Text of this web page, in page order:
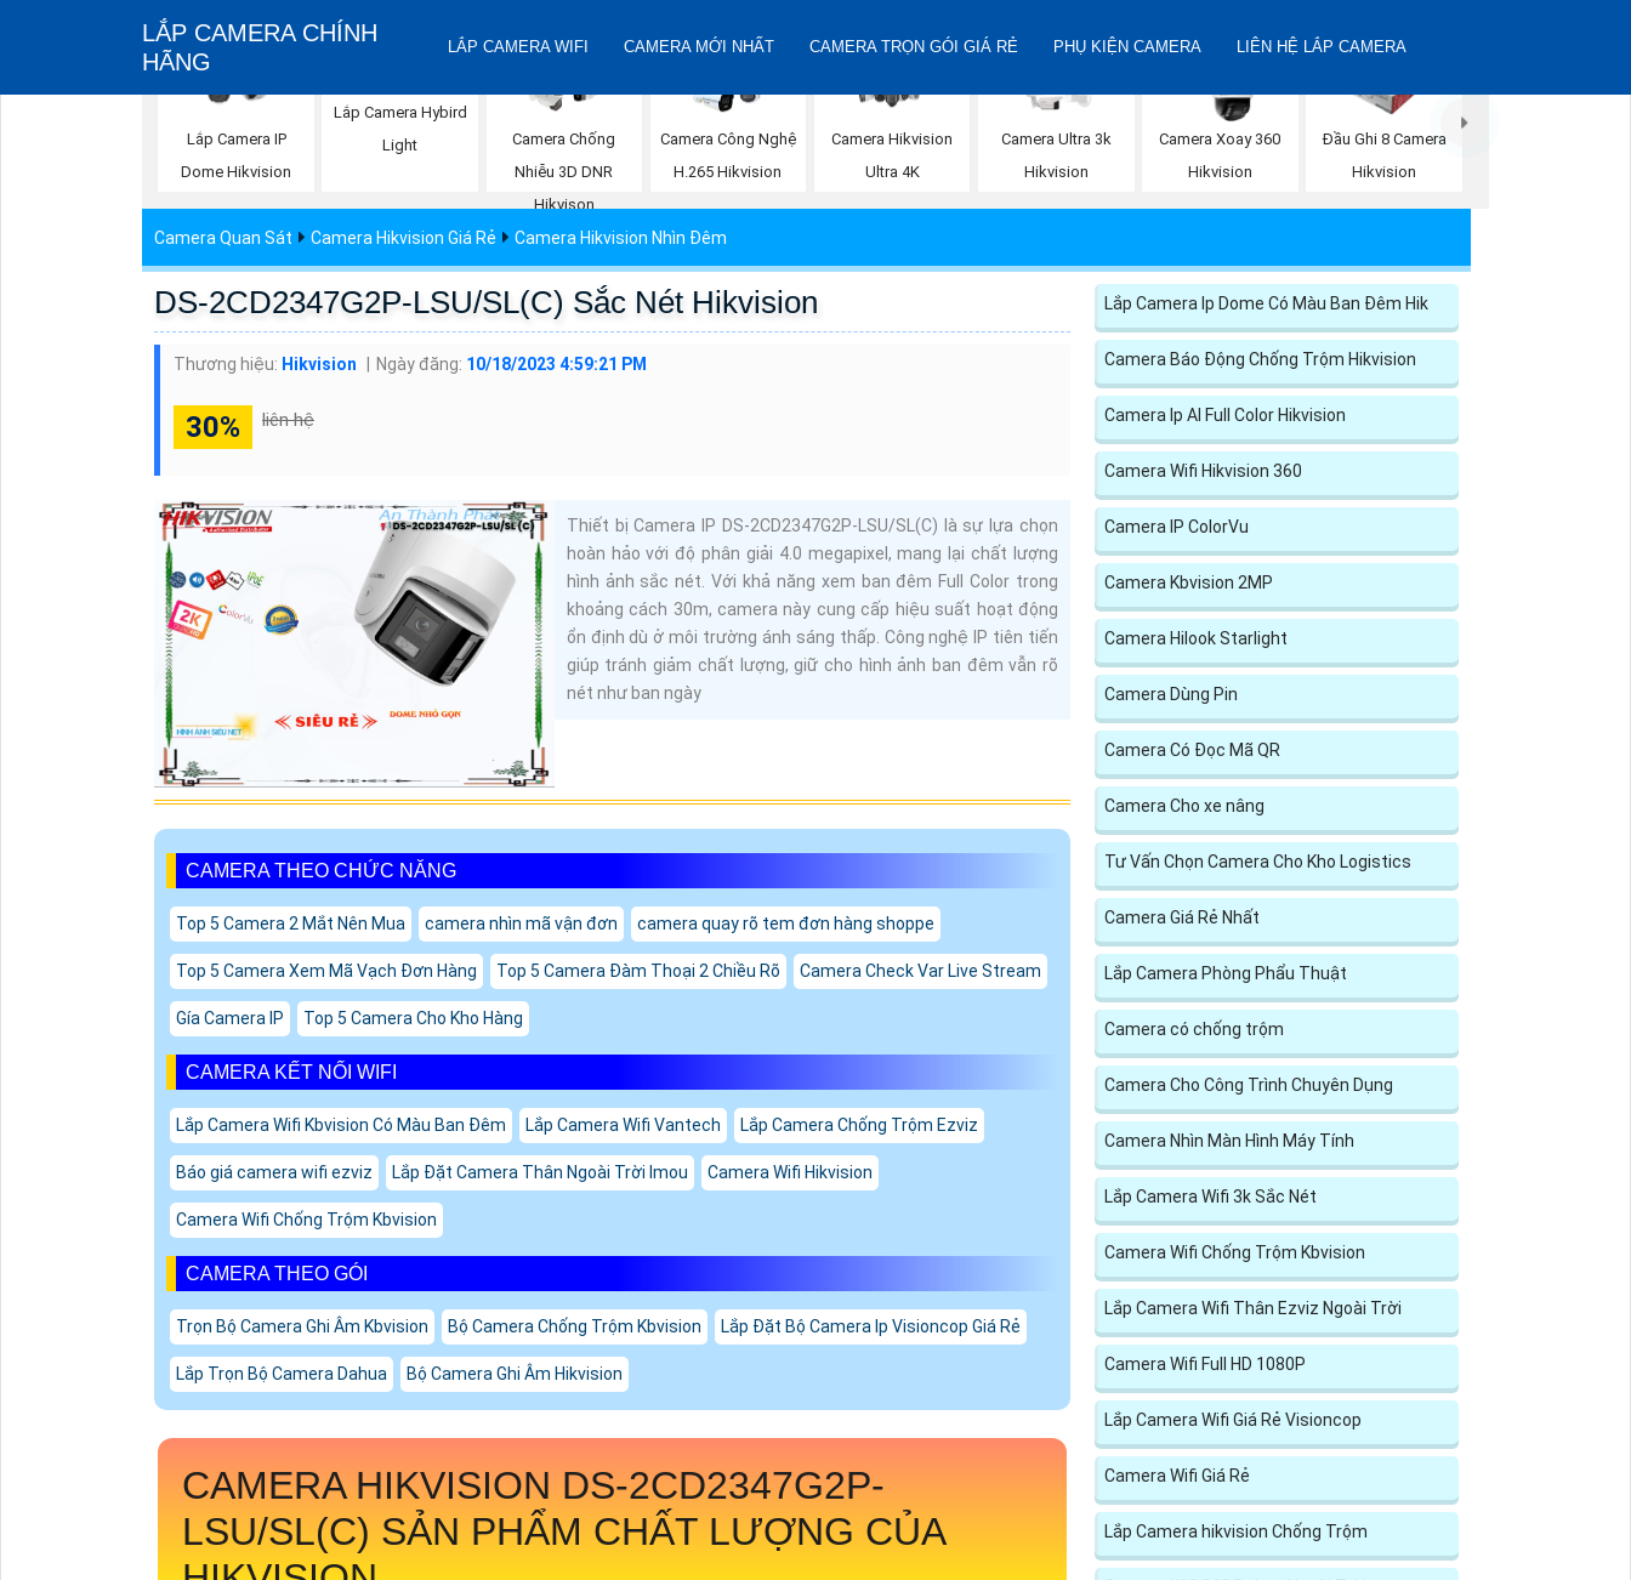
LẮP CAMERA CHÍNH
HÃNG
LẮP CAMERA WIFI CAMERA MỚI NHẤT CAMERA TRỌN GÓI GIÁ RẺ PHỤ KIỆN CAMERA LIÊN HỆ LẮP CAMERA
Lắp Camera IP
Dome Hikvision
Lắp Camera Hybird
Light
Camera Chống
Nhiễu 3D DNR
Hikvison
Camera Công Nghệ
H.265 Hikvision
Camera Hikvision
Ultra 4K
Camera Ultra 3k
Hikvision
Camera Xoay 360
Hikvision
Đầu Ghi 8 Camera
Hikvision
Camera Quan Sát Camera Hikvision Giá Rẻ Camera Hikvision Nhìn Đêm
DS-2CD2347G2P-LSU/SL(C) Sắc Nét Hikvision
Thương hiệu: Hikvision Ngày đăng: 10/18/2023 4:59:21 PM
30% liên hệ
Thiết bị Camera IP DS-2CD2347G2P-LSU/SL(C) là sự lựa chọn
hoàn hảo với độ phân giải 4.0 megapixel, mang lại chất lượng
hình ảnh sắc nét. Với khả năng xem ban đêm Full Color trong
khoảng cách 30m, camera này cung cấp hiệu suất hoạt động
ổn định dù ở môi trường ánh sáng thấp. Công nghệ IP tiên tiến
giúp tránh giảm chất lượng, giữ cho hình ảnh ban đêm vẫn rõ
nét như ban ngày
CAMERA THEO CHỨC NĂNG
Top 5 Camera 2 Mắt Nên Mua camera nhìn mã vận đơn camera quay rõ tem đơn hàng shoppe
Top 5 Camera Xem Mã Vạch Đơn Hàng Top 5 Camera Đàm Thoại 2 Chiều Rõ Camera Check Var Live Stream
Gía Camera IP Top 5 Camera Cho Kho Hàng
CAMERA KẾT NỐI WIFI
Lắp Camera Wifi Kbvision Có Màu Ban Đêm Lắp Camera Wifi Vantech Lắp Camera Chống Trộm Ezviz
Báo giá camera wifi ezviz Lắp Đặt Camera Thân Ngoài Trời Imou Camera Wifi Hikvision
Camera Wifi Chống Trộm Kbvision
CAMERA THEO GÓI
Trọn Bộ Camera Ghi Âm Kbvision Bộ Camera Chống Trộm Kbvision Lắp Đặt Bộ Camera Ip Visioncop Giá Rẻ
Lắp Trọn Bộ Camera Dahua Bộ Camera Ghi Âm Hikvision
CAMERA HIKVISION DS-2CD2347G2P-
LSU/SL(C) SẢN PHẨM CHẤT LƯỢNG CỦA
Lắp Camera Ip Dome Có Màu Ban Đêm Hik
Camera Báo Động Chống Trộm Hikvision
Camera Ip AI Full Color Hikvision
Camera Wifi Hikvision 360
Camera IP ColorVu
Camera Kbvision 2MP
Camera Hilook Starlight
Camera Dùng Pin
Camera Có Đọc Mã QR
Camera Cho xe nâng
Tư Vấn Chọn Camera Cho Kho Logistics
Camera Giá Rẻ Nhất
Lắp Camera Phòng Phẩu Thuật
Camera có chống trộm
Camera Cho Công Trình Chuyên Dụng
Camera Nhìn Màn Hình Máy Tính
Lắp Camera Wifi 3k Sắc Nét
Camera Wifi Chống Trộm Kbvision
Lắp Camera Wifi Thân Ezviz Ngoài Trời
Camera Wifi Full HD 1080P
Lắp Camera Wifi Giá Rẻ Visioncop
Camera Wifi Giá Rẻ
Lắp Camera hikvision Chống Trộm